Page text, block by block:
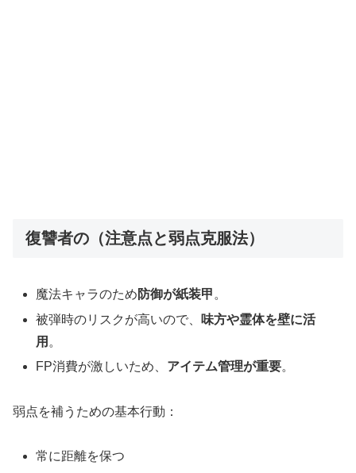
復讐者の（注意点と弱点克服法）
魔法キャラのため 防御が紙装甲。
被弾時のリスクが高いので、
味方や霊体を壁に活
用 。
FP消費が激しいため、 アイテム管理が重要。
弱点を補うための基本行動：
常に距離を保つ